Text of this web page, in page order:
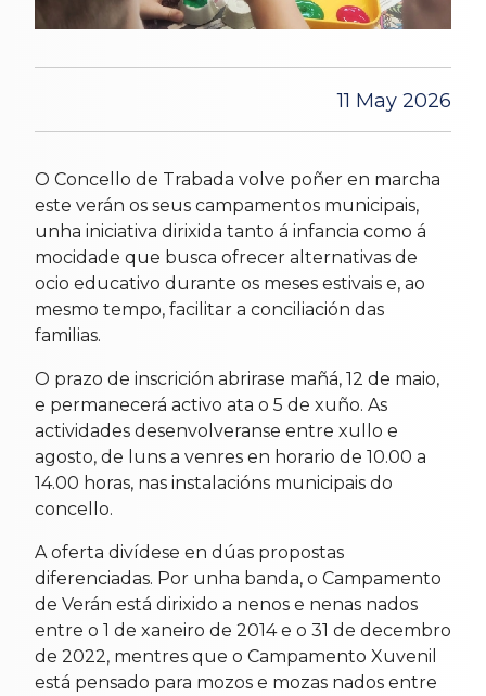
11 May 2026
O Concello de Trabada volve poñer en marcha
este verán os seus campamentos municipais,
unha iniciativa dirixida tanto á infancia como á
mocidade que busca ofrecer alternativas de
ocio educativo durante os meses estivais e, ao
mesmo tempo, facilitar a conciliación das
familias.
O prazo de inscrición abrirase mañá, 12 de maio,
e permanecerá activo ata o 5 de xuño. As
actividades desenvolveranse entre xullo e
agosto, de luns a venres en horario de 10.00 a
14.00 horas, nas instalacións municipais do
concello.
A oferta divídese en dúas propostas
diferenciadas. Por unha banda, o Campamento
de Verán está dirixido a nenos e nenas nados
entre o 1 de xaneiro de 2014 e o 31 de decembro
de 2022, mentres que o Campamento Xuvenil
está pensado para mozos e mozas nados entre